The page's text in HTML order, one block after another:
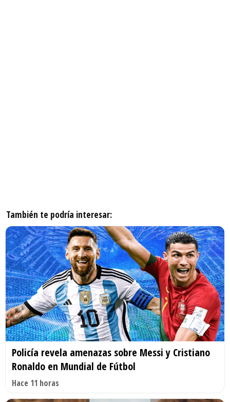
También te podría interesar:
Policía revela amenazas sobre Messi y Cristiano
Ronaldo en Mundial de Fútbol
Hace 11 horas